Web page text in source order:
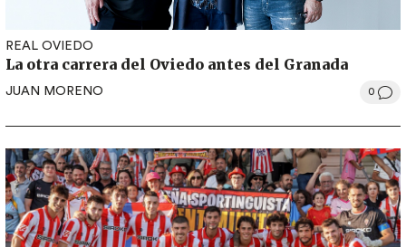
REAL OVIEDO
La otra carrera del Oviedo antes del Granada
JUAN MORENO 0